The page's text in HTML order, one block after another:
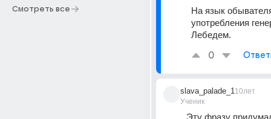
Смотреть все
На язык
употребления
Лебедем.
0
slava_palade_1
Ученик
10лет
Эту фразу